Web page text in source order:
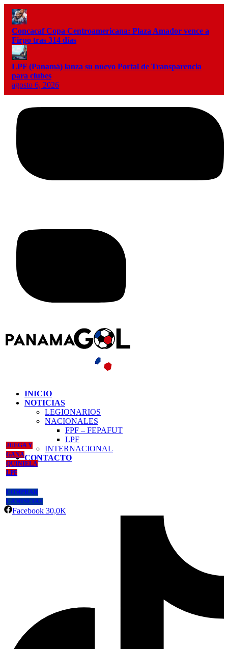
Concacaf Copa Centroamericana: Plaza Amador vence a
Firpo tras 314 días
LPF (Panamá) lanza su nuevo Portal de Transparencia
para clubes
agosto 6, 2026
INICIO
NOTICIAS
LEGIONARIOS
NACIONALES
FPF – FEPAFUT
LPF
INTERNACIONAL
CONTACTO
JUEGA Y
GANA
QUINIELA
LPF
COMPRAR
CAMISETAS
Facebook 30,0K